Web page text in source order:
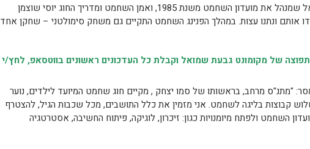
אבי כתר, תושב גבעת שמואל שמנהל את מועדון השחמט משנת 1985, ואמן השחמט ומדריך החוג יוסי שוצמן
אותם ונתנו עצות. במהלך הפנינג השחמט התקיים גם משחק סימולטני – שחקן אחד
של מקומונט גבעת שמואל וקבלת כל העדכונים ראשונים בווטסאפ, לחץ/י
"מתנ"ס מרחב, בראשותו של סמו יצחק , מקיים חוג שחמט המיועד לילדים, נוער
קבוצות בליגה לשחמט. אני מזמין את כלל התושבים, מכל שכבות הגיל, להצטרף
השחמט ולפתח מיומנויות כגון: זיכרון, לוגיקה, פיתוח החשיבה, אסטרטגיה